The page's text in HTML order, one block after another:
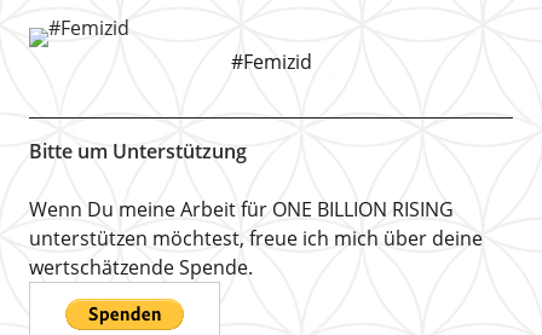
#Femizid
Bitte um Unterstützung
Wenn Du meine Arbeit für ONE BILLION RISING
unterstützen möchtest, freue ich mich über deine
wertschätzende Spende.